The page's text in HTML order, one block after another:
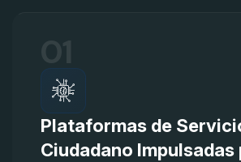
Plataformas de
Ciudadano Impulsadas